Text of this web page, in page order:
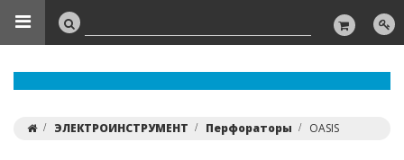
ЭЛЕКТРОИНСТРУМЕНТ Перфораторы OASIS